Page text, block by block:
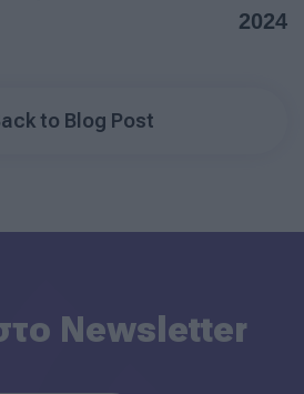
2024
to Blog Post
Newsletter